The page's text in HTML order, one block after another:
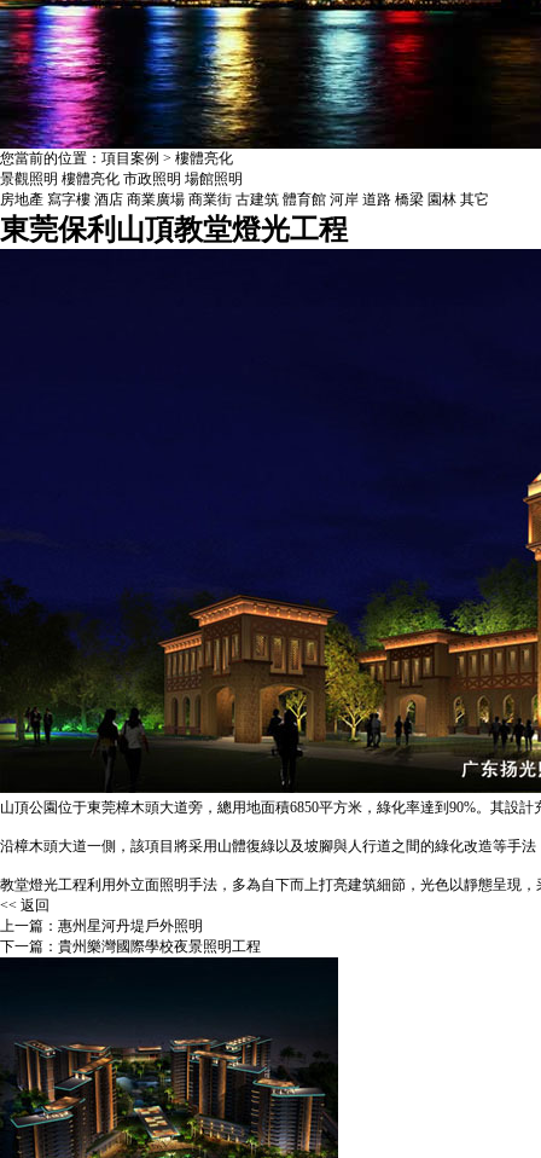
您當前的位置：項目案例 > 樓體亮化
景觀照明 樓體亮化 市政照明 場館照明
房地產 寫字樓 酒店 商業廣場 商業街 古建筑 體育館 河岸 道路 橋梁 園林 其它
東莞保利山頂教堂燈光工程
山頂公園位于東莞樟木頭大道旁，總用地面積6850平方米，綠化率達到90%。其設
沿樟木頭大道一側，該項目將采用山體復綠以及坡腳與人行道之間的綠化改造等手
教堂燈光工程利用外立面照明手法，多為自下而上打亮建筑細節，光色以靜態呈現
<< 返回
上一篇： 惠州星河丹堤戶外照明
下一篇： 貴州樂灣國際學校夜景照明工程